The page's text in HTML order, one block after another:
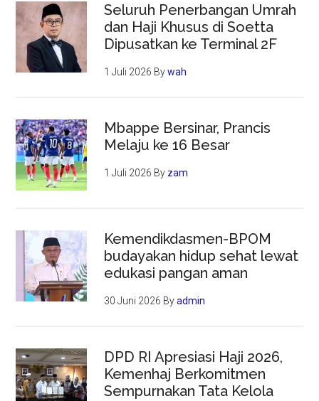
Seluruh Penerbangan Umrah
dan Haji Khusus di Soetta
Dipusatkan ke Terminal 2F
1 Juli 2026 Bywah
Mbappe Bersinar, Prancis
Melaju ke 16 Besar
1 Juli 2026 By zam
Kemendikdasmen-BPOM
budayakan hidup sehat lewat
edukasi pangan aman
30 Juni 2026 Byadmin
DPD RI Apresiasi Haji 2026,
Kemenhaj Berkomitmen
Sempurnakan Tata Kelola